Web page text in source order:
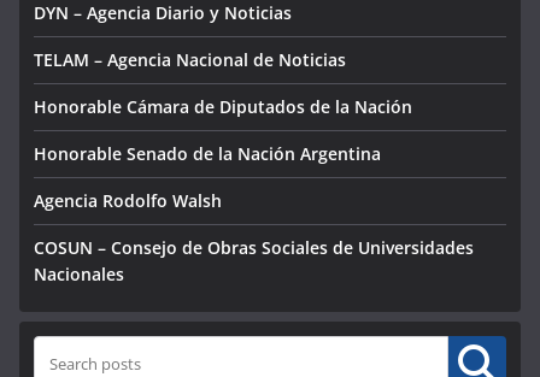
DYN – Agencia Diario y Noticias
TELAM – Agencia Nacional de Noticias
Honorable Cámara de Diputados de la Nación
Honorable Senado de la Nación Argentina
Agencia Rodolfo Walsh
COSUN – Consejo de Obras Sociales de Universidades
Nacionales
Buscar